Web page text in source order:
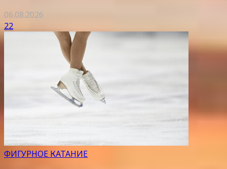
06.08.2026
22
ФИГУРНОЕ КАТАНИЕ